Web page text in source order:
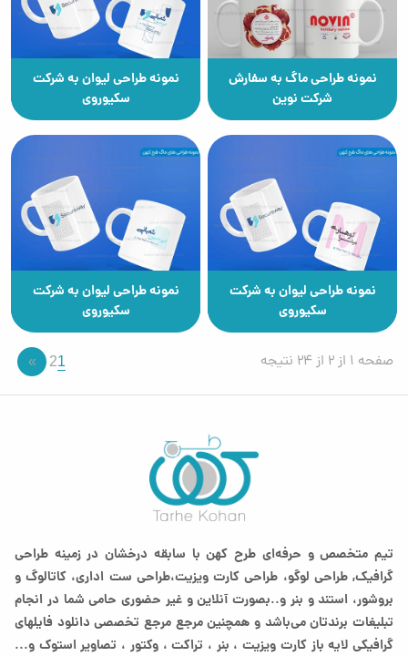
نمونه طراحی ماگ به سفارش
شرکت نوین
نمونه طراحی لیوان به شرکت
سکیوروی
نمونه طراحی لیوان به شرکت
سکیوروی
نمونه طراحی لیوان به شرکت
سکیوروی
صفحه 1 از 2 از 24 نتیجه 1
2
»
تیم متخصص و حرفه‌ای طرح کهن با سابقه درخشان در زمینه طراحی
گرافیک, طراحی لوگو، طراحی کارت ویزیت،طراحی ست اداری، کاتالوگ و
بروشور، استند و بنر و..بصورت آنلاین و غیر حضوری حامی شما در انجام
تبلیغات برندتان می‌باشد و همچنین مرجع مرجع تخصصی دانلود فایلهای
گرافیکی لایه باز کارت ویزیت ، بنر ، تراکت ، وکتور ، تصاویر استوک و...